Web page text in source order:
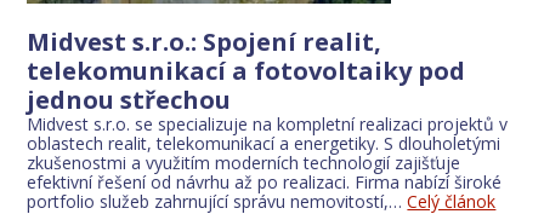
Midvest s.r.o.: Spojení realit,
telekomunikací a fotovoltaiky pod
jednou střechou
Midvest s.r.o. se specializuje na kompletní realizaci projektů v
oblastech realit, telekomunikací a energetiky. S dlouholetými
zkušenostmi a využitím moderních technologií zajišťuje
efektivní řešení od návrhu až po realizaci. Firma nabízí široké
portfolio služeb zahrnující správu nemovitostí,…Celý článok